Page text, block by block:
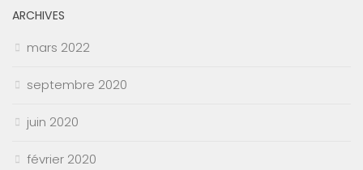
ARCHIVES
mars 2022
septembre 2020
juin 2020
février 2020